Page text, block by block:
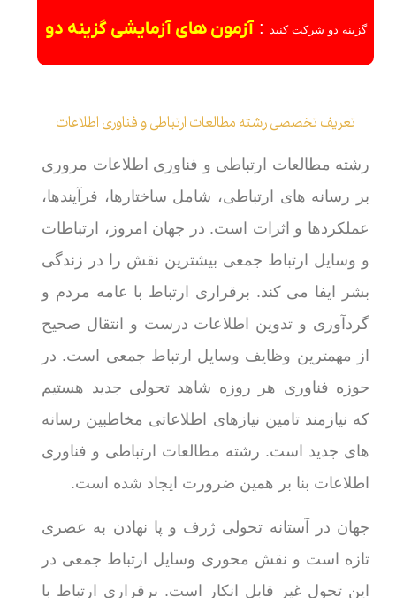
گزینه دو شرکت کنید :آزمون های آزمایشی گزینه دو
تعریف تخصصی رشته مطالعات ارتباطی و فناوری اطلاعات
رشته مطالعات ارتباطی و فناوری اطلاعات مروری
بر رسانه های ارتباطی، شامل ساختارها، فرآیندها،
عملکردها و اثرات است. در جهان امروز، ارتباطات
و وسایل ارتباط جمعی بیشترین نقش را در زندگی
بشر ایفا می کند. برقراری ارتباط با عامه مردم و
گردآوری و تدوین اطلاعات درست و انتقال صحیح
از مهمترین وظایف وسایل ارتباط جمعی است. در
حوزه فناوری هر روزه شاهد تحولی جدید هستیم
که نیازمند تامین نیازهای اطلاعاتی مخاطبین رسانه
های جدید است. رشته مطالعات ارتباطی و فناوری
اطلاعات بنا بر همین ضرورت ایجاد شده است.
جهان در آستانه تحولی ژرف و پا نهادن به عصری
تازه است و نقش محوری وسایل ارتباط جمعی در
این تحول غیر قابل انکار است. برقراری ارتباط با